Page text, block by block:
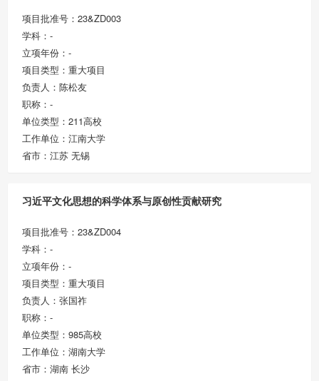
项目批准号：23&ZD003
学科：-
立项年份：-
项目类型：重大项目
负责人：陈松友
职称：-
单位类型：211高校
工作单位：江南大学
省市：江苏 无锡
习近平文化思想的科学体系与原创性贡献研究
项目批准号：23&ZD004
学科：-
立项年份：-
项目类型：重大项目
负责人：张国祚
职称：-
单位类型：985高校
工作单位：湖南大学
省市：湖南 长沙